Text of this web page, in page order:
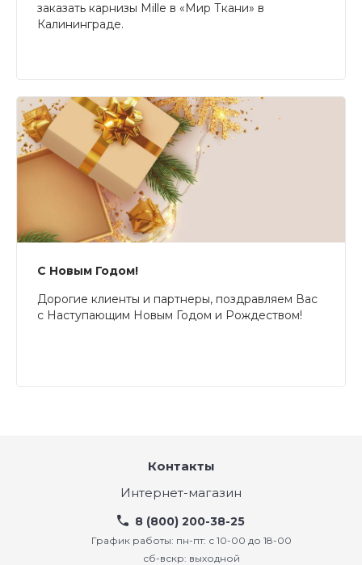
заказать карнизы Mille в «Мир Ткани» в
Калининграде.
С Новым Годом!
Дорогие клиенты и партнеры, поздравляем Вас
с Наступающим Новым Годом и Рождеством!
Контакты
Интернет-магазин
8 (800) 200-38-25
График работы: пн-пт: с 10-00 до 18-00
сб-вскр: выходной